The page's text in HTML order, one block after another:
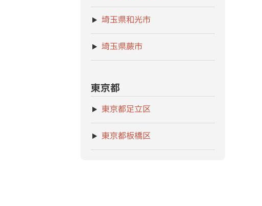
埼玉県和光市
埼玉県蕨市
東京都
東京都足立区
東京都板橋区